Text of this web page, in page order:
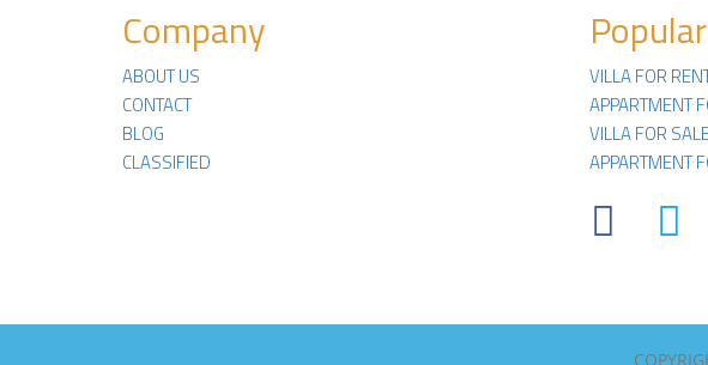
Company
ABOUT US
CONTACT
BLOG
CLASSIFIED
VILLA FOR
APPARTMENT
VILLA FOR
APPARTMENT
Facebook Twitter